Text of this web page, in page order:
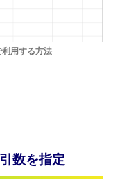
用する方法
数を指定